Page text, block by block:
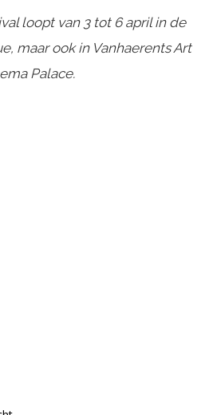
loopt van 3 tot 6 april in de
maar ook in Vanhaerents Art
Palace.